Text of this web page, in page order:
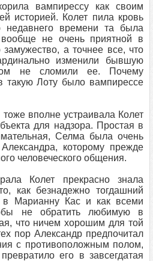
вампирессу как своим
историей. Колет пила кровь
времени та была
не очень приятной в
а точнее все, что
изменили бывшую
не сломили ее. Почему
такую Лоту было вампирессе
вполне устраивала Колет
для надзора. Простая в
Селма была очень
которому прежде
человеческого общения.
Колет прекрасно знала
как безнадежно тогдашний
Марианну Кас и как всеми
не обратить любимую в
что ничем хорошим для той
пор Александр предпочитал
с противоположным полом,
его в завсегдатая